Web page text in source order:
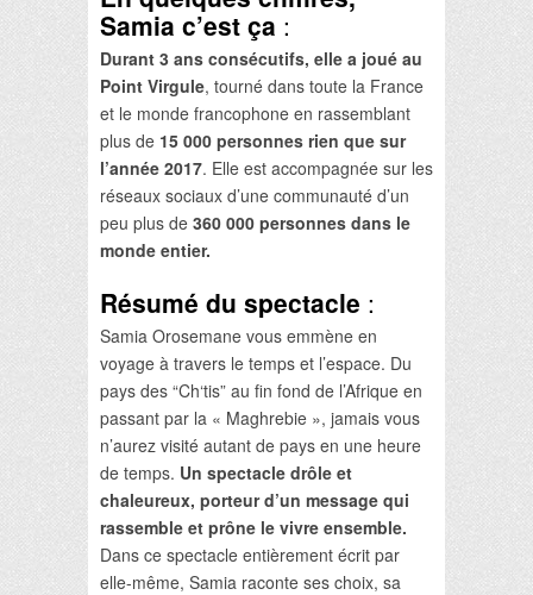
Samia c’est ça :
Durant 3 ans consécutifs, elle a joué au
Point Virgule, tourné dans toute la France
et le monde francophone en rassemblant
plus de 15 000 personnes rien que sur
l’année 2017. Elle est accompagnée sur les
réseaux sociaux d’une communauté d’un
peu plus de 360 000 personnes dans le
monde entier.
Résumé du spectacle :
Samia Orosemane vous emmène en
voyage à travers le temps et l’espace. Du
pays des “Ch‘tis” au fin fond de l’Afrique en
passant par la « Maghrebie », jamais vous
n’aurez visité autant de pays en une heure
de temps. Un spectacle drôle et
chaleureux, porteur d’un message qui
rassemble et prône le vivre ensemble.
Dans ce spectacle entièrement écrit par
elle-même, Samia raconte ses choix, sa